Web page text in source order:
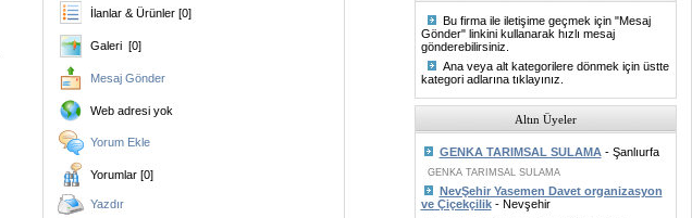
İlanlar & Ürünler [0]
Galeri [0]
Mesaj Gönder
Web adresi yok
Yorum Ekle
Yorumlar [0]
Yazdır
Bu firma ile iletişime geçmek için "Mesaj
Gönder" linkini kullanarak hızlı mesaj
gönderebilirsiniz.
Ana veya alt kategorilere dönmek için üstte
kategori adlarına tıklayınız.
Altın Üyeler
GENKA TARIMSAL SULAMA - Şanlıurfa
GENKA TARIMSAL SULAMA
NevŞehir Yasemen Davet organizasyon
ve Çiçekçilik- Nevşehir